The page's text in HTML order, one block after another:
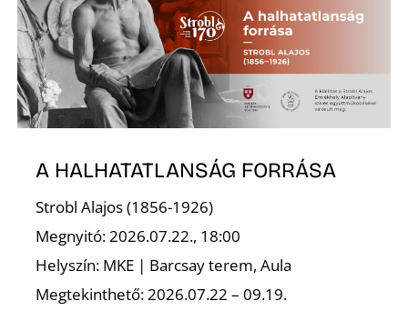
A HALHATATLANSÁG FORRÁSA
Strobl Alajos (1856-1926)
Megnyitó: 2026.07.22., 18:00
Helyszín: MKE | Barcsay terem, Aula
Megtekinthető: 2026.07.22 – 09.19.